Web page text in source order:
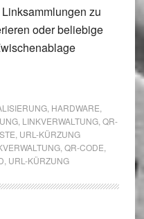
zu
oder beliebige
Anmeldung
, HARDWARE
, LINKVERWALTUNG, QR-
URL-KÜRZUNG
, QR-CODE
URL-KÜRZUNG